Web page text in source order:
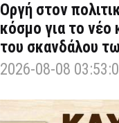
Οργή στον
κόσμο για το
του σκανδάλου
2026-08-08